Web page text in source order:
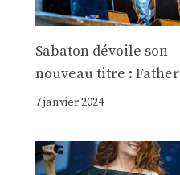
Sabaton dévoile son
nouveau titre : Father
7 janvier 2024